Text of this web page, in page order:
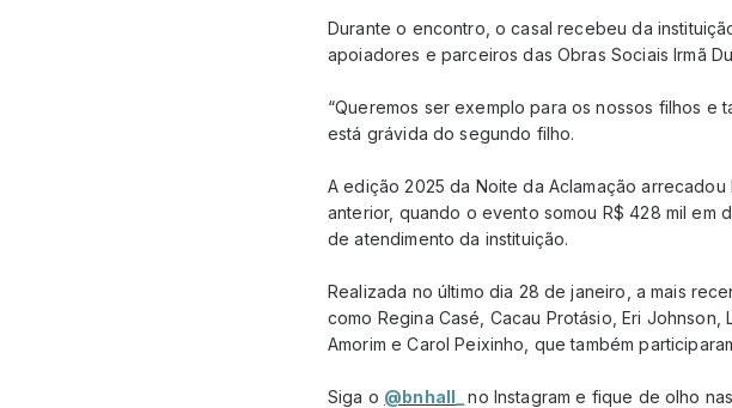
Durante o encontro, o casal recebeu da
apoiadores e parceiros das Obras Sociais Irmã
“Queremos ser exemplo para os nossos filhos e
está grávida do segundo filho.
A edição 2025 da Noite da Aclamação
anterior, quando o evento somou R$ 428 mil
de atendimento da instituição.
Realizada no último dia 28 de janeiro, a mais
como Regina Casé, Cacau Protásio, Eri
Amorim e Carol Peixinho, que também
Siga o @bnhall_ no Instagram e fique de olho